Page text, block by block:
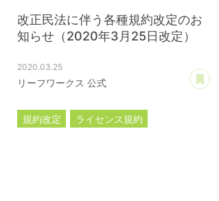
改正民法に伴う各種規約改定のお
知らせ（2020年3月25日改定）
2020.03.25
リーフワークス 公式
規約改定
ライセンス規約